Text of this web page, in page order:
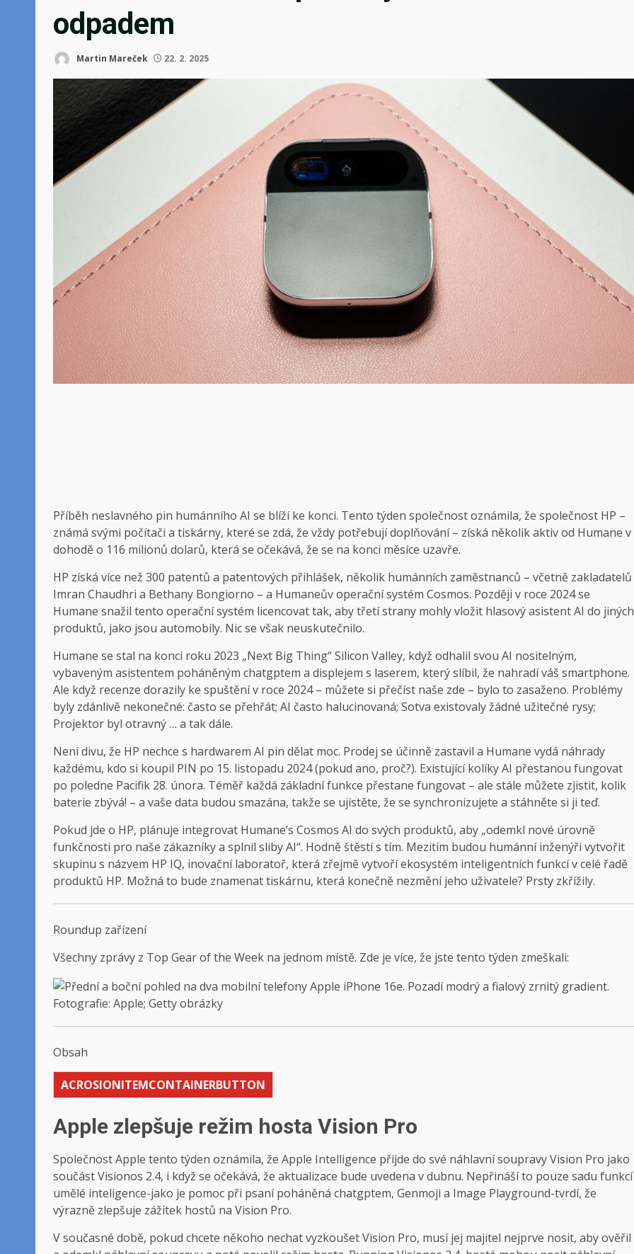
odpadem
Martin Mareček 22. 2. 2025
Příběh neslavného pin humánního AI se blíží ke konci. Tento týden společnost oznámila, že společnost HP –
známá svými počítači a tiskárny, které se zdá, že vždy potřebují doplňování – získá několik aktiv od Humane v
dohodě o 116 milionů dolarů, která se očekává, že se na konci měsíce uzavře.
HP získá více než 300 patentů a patentových přihlášek, několik humánních zaměstnanců – včetně zakladatelů
Imran Chaudhri a Bethany Bongiorno – a Humaneův operační systém Cosmos. Později v roce 2024 se
Humane snažil tento operační systém licencovat tak, aby třetí strany mohly vložit hlasový asistent AI do jiných
produktů, jako jsou automobily. Nic se však neuskutečnilo.
Humane se stal na konci roku 2023 „Next Big Thing“ Silicon Valley, když odhalil svou AI nositelným,
vybaveným asistentem poháněným chatgptem a displejem s laserem, který slíbil, že nahradí váš smartphone.
Ale když recenze dorazily ke spuštění v roce 2024 – můžete si přečíst naše zde – bylo to zasaženo. Problémy
byly zdánlivě nekonečné: často se přehřát; AI často halucinovaná; Sotva existovaly žádné užitečné rysy;
Projektor byl otravný … a tak dále.
Není divu, že HP nechce s hardwarem AI pin dělat moc. Prodej se účinně zastavil a Humane vydá náhrady
každému, kdo si koupil PIN po 15. listopadu 2024 (pokud ano, proč?). Existující kolíky AI přestanou fungovat
po poledne Pacifik 28. února. Téměř každá základní funkce přestane fungovat – ale stále můžete zjistit, kolik
baterie zbývá! – a vaše data budou smazána, takže se ujistěte, že se synchronizujete a stáhněte si ji teď.
Pokud jde o HP, plánuje integrovat Humane’s Cosmos AI do svých produktů, aby „odemkl nové úrovně
funkčnosti pro naše zákazníky a splnil sliby AI“. Hodně štěstí s tím. Mezitím budou humánní inženýři vytvořit
skupinu s názvem HP IQ, inovační laboratoř, která zřejmě vytvoří ekosystém inteligentních funkcí v celé řadě
produktů HP. Možná to bude znamenat tiskárnu, která konečně nezmění jeho uživatele? Prsty zkřížily.
Roundup zařízení
Všechny zprávy z Top Gear of the Week na jednom místě. Zde je více, že jste tento týden zmeškali:
Fotografie: Apple; Getty obrázky
Obsah
ACROSIONITEMCONTAINERBUTTON
Apple zlepšuje režim hosta Vision Pro
Společnost Apple tento týden oznámila, že Apple Intelligence přijde do své náhlavní soupravy Vision Pro jako
součást Visionos 2.4, i když se očekává, že aktualizace bude uvedena v dubnu. Nepřináší to pouze sadu funkcí
umělé inteligence-jako je pomoc při psaní poháněná chatgptem, Genmoji a Image Playground-tvrdí, že
výrazně zlepšuje zážitek hostů na Vision Pro.
V současné době, pokud chcete někoho nechat vyzkoušet Vision Pro, musí jej majitel nejprve nosit, aby ověřil